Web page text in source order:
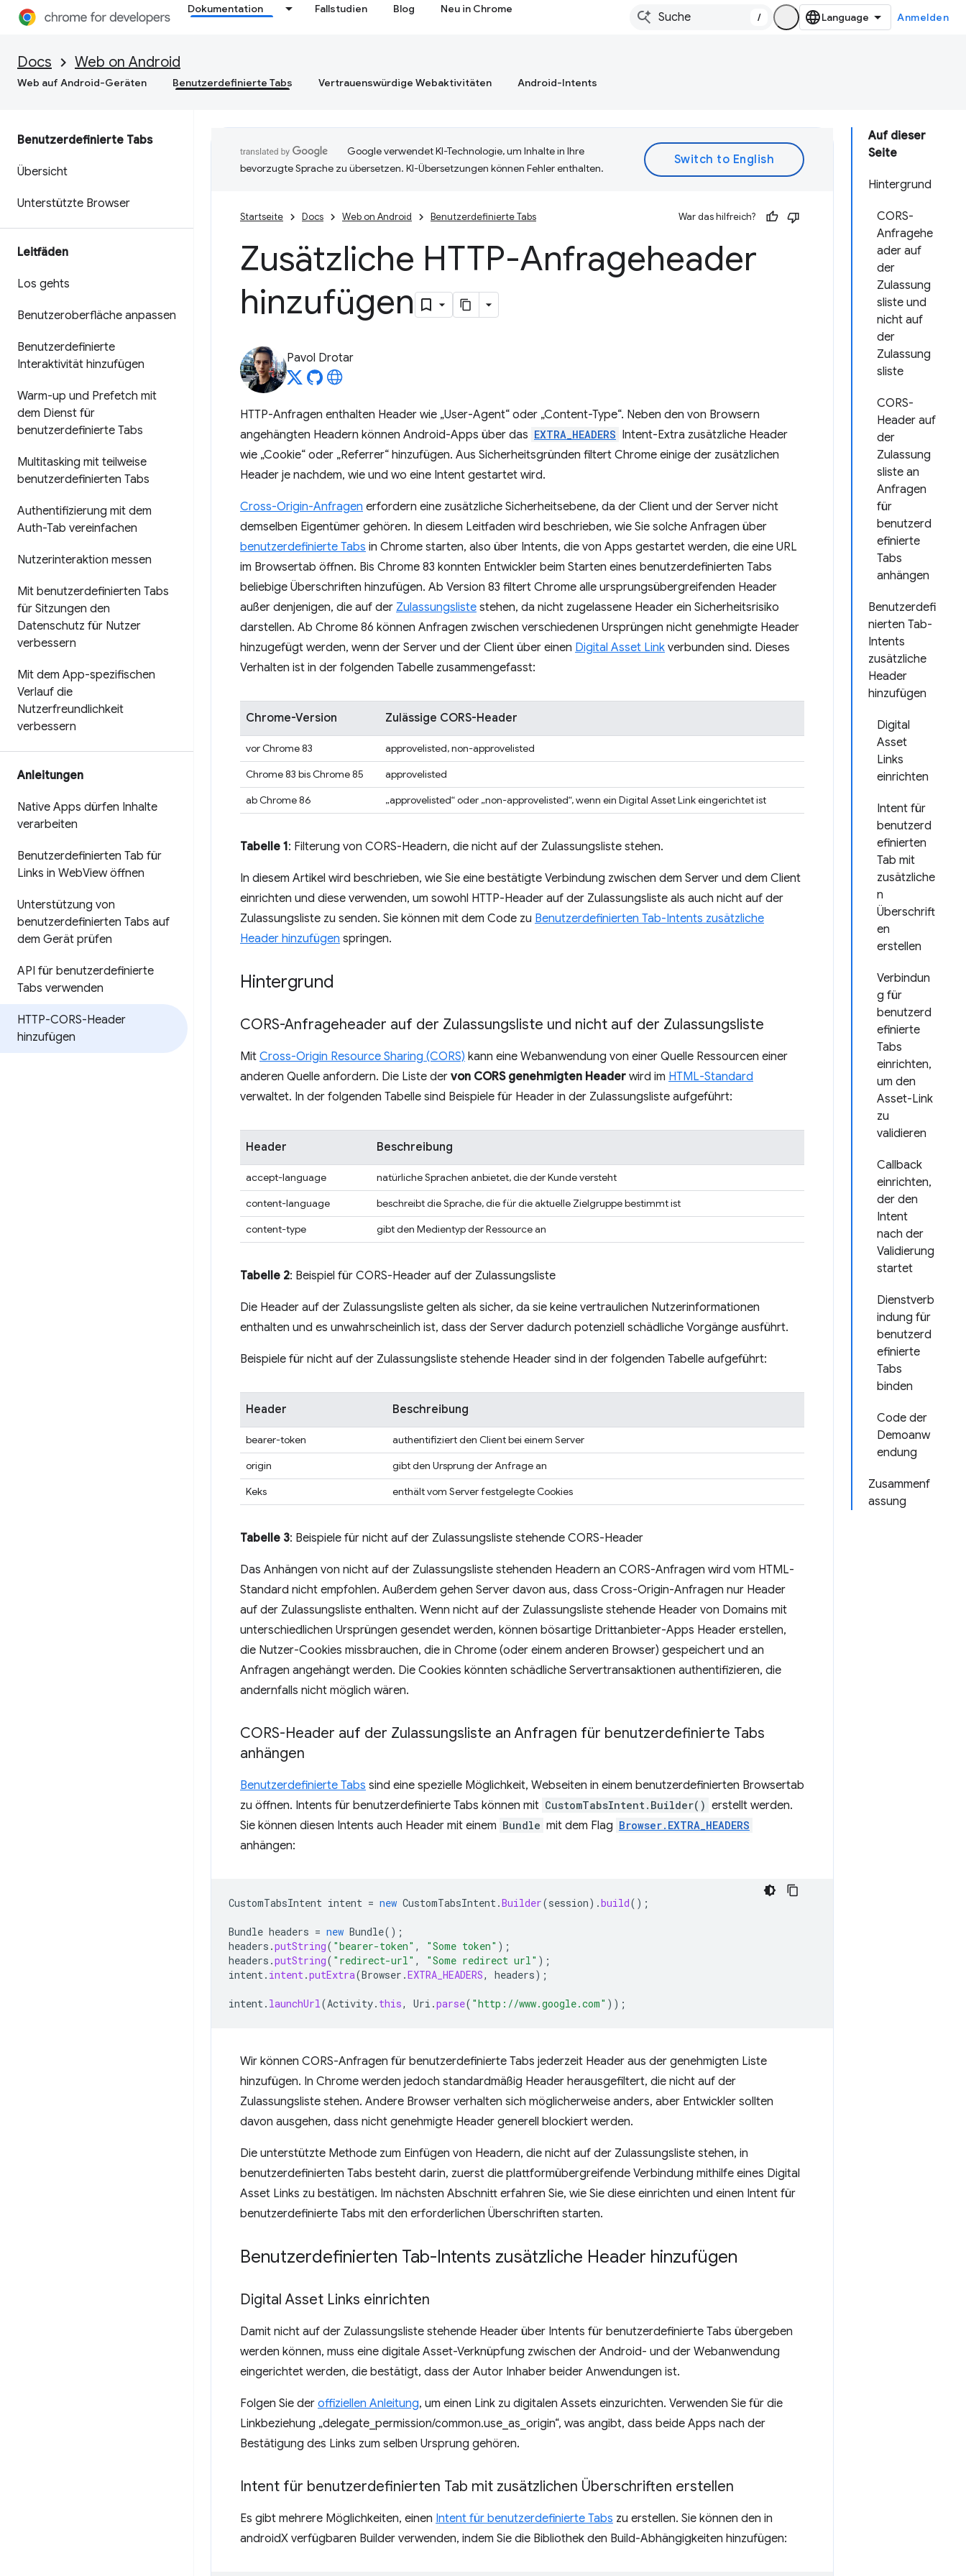
Dokumentation Fallstudien Blog Neu in Chrome
/ Anmelden
Docs Web on Android
Web auf Android-Geräten Benutzerdefinierte Tabs Vertrauenswürdige Webaktivitäten Android-Intents
Benutzerdefinierte Tabs
Übersicht
Unterstützte Browser
Leitfäden
Los gehts
Benutzeroberfläche anpassen
Benutzerdefinierte
Interaktivität hinzufügen
Warm-up und Prefetch mit
dem Dienst für
benutzerdefinierte Tabs
Multitasking mit teilweise
benutzerdefinierten Tabs
Authentifizierung mit dem
Auth-Tab vereinfachen
Nutzerinteraktion messen
Mit benutzerdefinierten Tabs
für Sitzungen den
Datenschutz für Nutzer
verbessern
Mit dem App-spezifischen
Verlauf die
Nutzerfreundlichkeit
verbessern
Anleitungen
Native Apps dürfen Inhalte
verarbeiten
Benutzerdefinierten Tab für
Links in WebView öffnen
Unterstützung von
benutzerdefinierten Tabs auf
dem Gerät prüfen
API für benutzerdefinierte
Tabs verwenden
HTTP-CORS-Header
hinzufügen
Auf dieser
Seite
Hintergrund
CORS-
Anfragehe
ader auf
der
Zulassung
sliste und
nicht auf
der
Zulassung
sliste
CORS-
Header auf
der
Zulassung
sliste an
Anfragen
für
benutzerd
efinierte
Tabs
anhängen
Benutzerdefi
nierten Tab-
Intents
zusätzliche
Header
hinzufügen
Digital
Asset
Links
einrichten
Intent für
benutzerd
efinierten
Tab mit
zusätzliche
n
Überschrift
en
erstellen
Verbindun
g für
benutzerd
efinierte
Tabs
einrichten,
um den
Asset-Link
zu
validieren
Callback
einrichten,
der den
Intent
nach der
Validierung
startet
Dienstverb
indung für
benutzerd
efinierte
Tabs
binden
Code der
Demoanw
endung
Zusammenf
assung
Google verwendet KI-Technologie, um Inhalte in Ihre
bevorzugte Sprache zu übersetzen. KI-Übersetzungen können Fehler enthalten.
Startseite Docs Web on Android Benutzerdefinierte Tabs War das hilfreich?
Zusätzliche HTTP-Anfrageheader
hinzufügen
Pavol Drotar
HTTP-Anfragen enthalten Header wie „User-Agent“ oder „Content-Type“. Neben den von Browsern
angehängten Headern können Android-Apps über das EXTRA_HEADERS Intent-Extra zusätzliche Header
wie „Cookie“ oder „Referrer“ hinzufügen. Aus Sicherheitsgründen filtert Chrome einige der zusätzlichen
Header je nachdem, wie und wo eine Intent gestartet wird.
Cross-Origin-Anfragen erfordern eine zusätzliche Sicherheitsebene, da der Client und der Server nicht
demselben Eigentümer gehören. In diesem Leitfaden wird beschrieben, wie Sie solche Anfragen über
benutzerdefinierte Tabs in Chrome starten, also über Intents, die von Apps gestartet werden, die eine URL
im Browsertab öffnen. Bis Chrome 83 konnten Entwickler beim Starten eines benutzerdefinierten Tabs
beliebige Überschriften hinzufügen. Ab Version 83 filtert Chrome alle ursprungsübergreifenden Header
außer denjenigen, die auf der Zulassungsliste stehen, da nicht zugelassene Header ein Sicherheitsrisiko
darstellen. Ab Chrome 86 können Anfragen zwischen verschiedenen Ursprüngen nicht genehmigte Header
hinzugefügt werden, wenn der Server und der Client über einen Digital Asset Link verbunden sind. Dieses
Verhalten ist in der folgenden Tabelle zusammengefasst:
Chrome-Version Zulässige CORS-Header
vor Chrome 83
approvelisted, non-approvelisted
Chrome 83 bis Chrome 85
approvelisted
ab Chrome 86
„approvelisted“ oder „non-approvelisted“, wenn ein Digital Asset Link eingerichtet ist
Tabelle 1: Filterung von CORS-Headern, die nicht auf der Zulassungsliste stehen.
In diesem Artikel wird beschrieben, wie Sie eine bestätigte Verbindung zwischen dem Server und dem Client
einrichten und diese verwenden, um sowohl HTTP-Header auf der Zulassungsliste als auch nicht auf der
Zulassungsliste zu senden. Sie können mit dem Code zu Benutzerdefinierten Tab-Intents zusätzliche
Header hinzufügen springen.
Hintergrund
CORS-Anfrageheader auf der Zulassungsliste und nicht auf der Zulassungsliste
Mit Cross-Origin Resource Sharing (CORS) kann eine Webanwendung von einer Quelle Ressourcen einer
anderen Quelle anfordern. Die Liste der von CORS genehmigten Header wird im HTML-Standard
verwaltet. In der folgenden Tabelle sind Beispiele für Header in der Zulassungsliste aufgeführt:
Header Beschreibung
accept-language
natürliche Sprachen anbietet, die der Kunde versteht
content-language
beschreibt die Sprache, die für die aktuelle Zielgruppe bestimmt ist
content-type
gibt den Medientyp der Ressource an
Tabelle 2: Beispiel für CORS-Header auf der Zulassungsliste
Die Header auf der Zulassungsliste gelten als sicher, da sie keine vertraulichen Nutzerinformationen
enthalten und es unwahrscheinlich ist, dass der Server dadurch potenziell schädliche Vorgänge ausführt.
Beispiele für nicht auf der Zulassungsliste stehende Header sind in der folgenden Tabelle aufgeführt:
Header Beschreibung
bearer-token
authentifiziert den Client bei einem Server
origin
gibt den Ursprung der Anfrage an
Keks
enthält vom Server festgelegte Cookies
Tabelle 3: Beispiele für nicht auf der Zulassungsliste stehende CORS-Header
Das Anhängen von nicht auf der Zulassungsliste stehenden Headern an CORS-Anfragen wird vom HTML-
Standard nicht empfohlen. Außerdem gehen Server davon aus, dass Cross-Origin-Anfragen nur Header
auf der Zulassungsliste enthalten. Wenn nicht auf der Zulassungsliste stehende Header von Domains mit
unterschiedlichen Ursprüngen gesendet werden, können bösartige Drittanbieter-Apps Header erstellen,
die Nutzer-Cookies missbrauchen, die in Chrome (oder einem anderen Browser) gespeichert und an
Anfragen angehängt werden. Die Cookies könnten schädliche Servertransaktionen authentifizieren, die
andernfalls nicht möglich wären.
CORS-Header auf der Zulassungsliste an Anfragen für benutzerdefinierte Tabs
anhängen
Benutzerdefinierte Tabs sind eine spezielle Möglichkeit, Webseiten in einem benutzerdefinierten Browsertab
zu öffnen. Intents für benutzerdefinierte Tabs können mit CustomTabsIntent.Builder() erstellt werden.
Sie können diesen Intents auch Header mit einem Bundle mit dem Flag Browser.EXTRA_HEADERS
anhängen:
CustomTabsIntent intent = new CustomTabsIntent.Builder(session).build();
Bundle headers = new Bundle();
headers .putString( "bearer-token" , "Some token" );
headers .putString( "redirect-url" , "Some redirect url" );
intent. intent.putExtra(Browser .EXTRA_HEADERS, headers);
intent. launchUrl(Activity. this, Uri .parse( "http://www.google.com" ));
Wir können CORS-Anfragen für benutzerdefinierte Tabs jederzeit Header aus der genehmigten Liste
hinzufügen. In Chrome werden jedoch standardmäßig Header herausgefiltert, die nicht auf der
Zulassungsliste stehen. Andere Browser verhalten sich möglicherweise anders, aber Entwickler sollten
davon ausgehen, dass nicht genehmigte Header generell blockiert werden.
Die unterstützte Methode zum Einfügen von Headern, die nicht auf der Zulassungsliste stehen, in
benutzerdefinierten Tabs besteht darin, zuerst die plattformübergreifende Verbindung mithilfe eines Digital
Asset Links zu bestätigen. Im nächsten Abschnitt erfahren Sie, wie Sie diese einrichten und einen Intent für
benutzerdefinierte Tabs mit den erforderlichen Überschriften starten.
Benutzerdefinierten Tab-Intents zusätzliche Header hinzufügen
Digital Asset Links einrichten
Damit nicht auf der Zulassungsliste stehende Header über Intents für benutzerdefinierte Tabs übergeben
werden können, muss eine digitale Asset-Verknüpfung zwischen der Android- und der Webanwendung
eingerichtet werden, die bestätigt, dass der Autor Inhaber beider Anwendungen ist.
Folgen Sie der offiziellen Anleitung, um einen Link zu digitalen Assets einzurichten. Verwenden Sie für die
Linkbeziehung „delegate_permission/common.use_as_origin“, was angibt, dass beide Apps nach der
Bestätigung des Links zum selben Ursprung gehören.
Intent für benutzerdefinierten Tab mit zusätzlichen Überschriften erstellen
Es gibt mehrere Möglichkeiten, einen Intent für benutzerdefinierte Tabs zu erstellen. Sie können den in
androidX verfügbaren Builder verwenden, indem Sie die Bibliothek den Build-Abhängigkeiten hinzufügen: